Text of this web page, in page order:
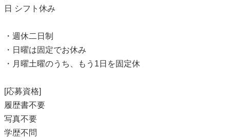
日 シフト休み
・週休二日制
・日曜は固定でお休み
・月曜土曜のうち、もう1日を固定休
[応募資格]
履歴書不要
写真不要
学歴不問